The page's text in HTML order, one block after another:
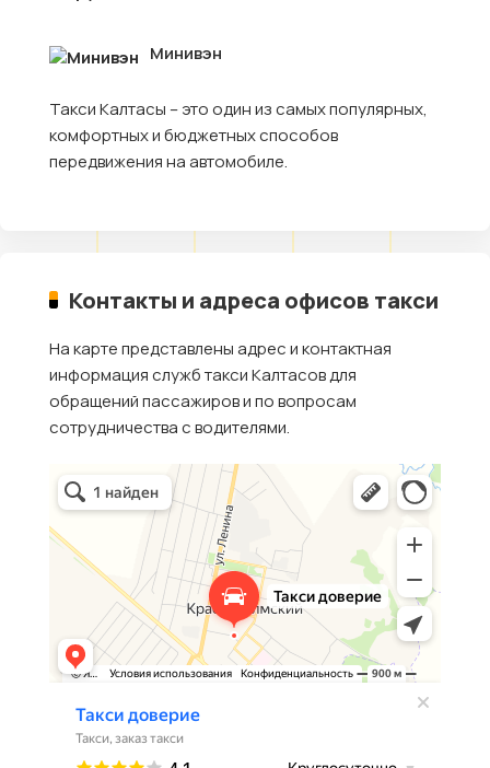
Минивэн
Такси Калтасы – это один из самых популярных,
комфортных и бюджетных способов
передвижения на автомобиле.
Контакты и адреса офисов такси
На карте представлены адрес и контактная
информация служб такси Калтасов для
обращений пассажиров и по вопросам
сотрудничества с водителями.